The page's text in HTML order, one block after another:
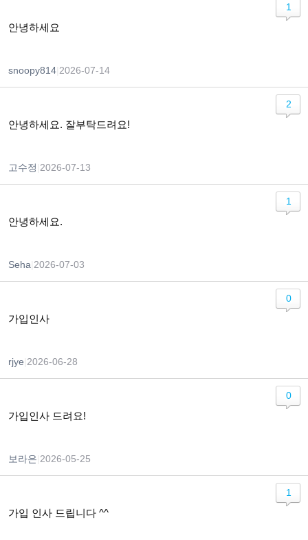
안녕하세요
snoopy814 2026-07-14
1
안녕하세요. 잘부탁드려요!
고수정 2026-07-13
2
안녕하세요.
Seha 2026-07-03
1
가입인사
rjye 2026-06-28
0
가입인사 드려요!
보라은 2026-05-25
0
가입 인사 드립니다 ^^
1